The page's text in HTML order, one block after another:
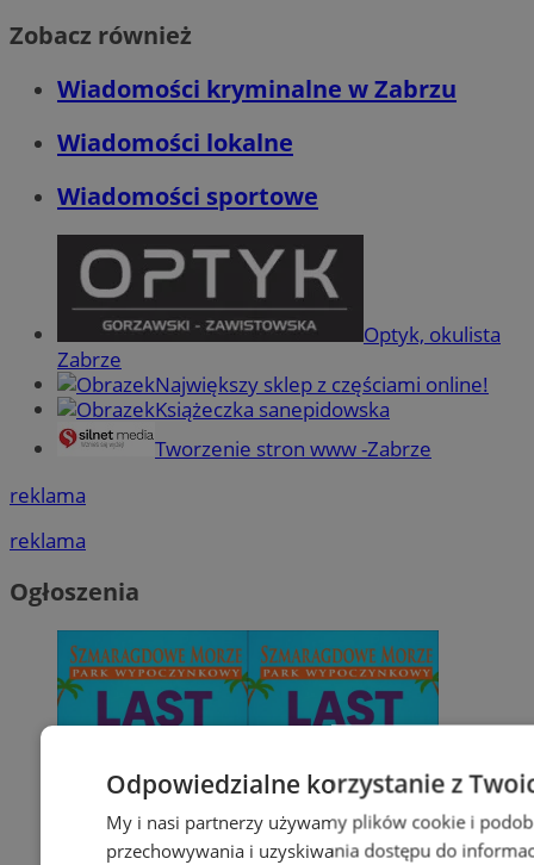
Zobacz również
Wiadomości kryminalne w Zabrzu
Wiadomości lokalne
Wiadomości sportowe
Optyk, okulista
Zabrze
Największy sklep z częściami online!
Książeczka sanepidowska
Tworzenie stron www -Zabrze
reklama
reklama
Ogłoszenia
Odpowiedzialne korzystanie z
My i nasi partnerzy używamy plików cookie i
przechowywania i uzyskiwania dostępu do